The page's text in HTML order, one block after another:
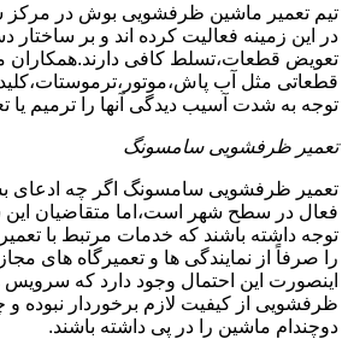
تیم تعمیر ماشین ظرفشویی بوش در مرکز
در این زمینه فعالیت کرده اند و بر ساختار
تعویض قطعات،تسلط کافی
قطعاتی مثل آب
توجه به شدت آسیب دیدگی آنها را ترمیم یا
تعمیر ظرفشویی سامسونگ
تعمیر ظرفشویی سامسونگ اگر چه ادعای
فعال در سطح شهر است،اما متقاضیان
توجه داشته باشند که خدمات مرتبط با
را صرفاً از نمایندگی ها و تعمیرگاه های
اینصورت این احتمال وجود دارد که
ظرفشویی از کیفیت لازم برخوردار نبوده
دوچندام ماشین را در پی داشته باشند.